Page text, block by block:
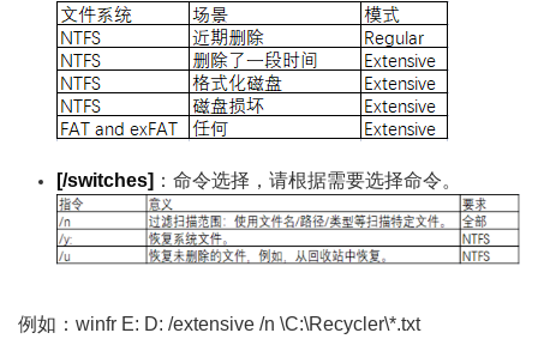
[/switches] ：命令选择，请根据需要选择命令。
例如：winfr E: D: /extensive /n \C:\Recycler\*.txt